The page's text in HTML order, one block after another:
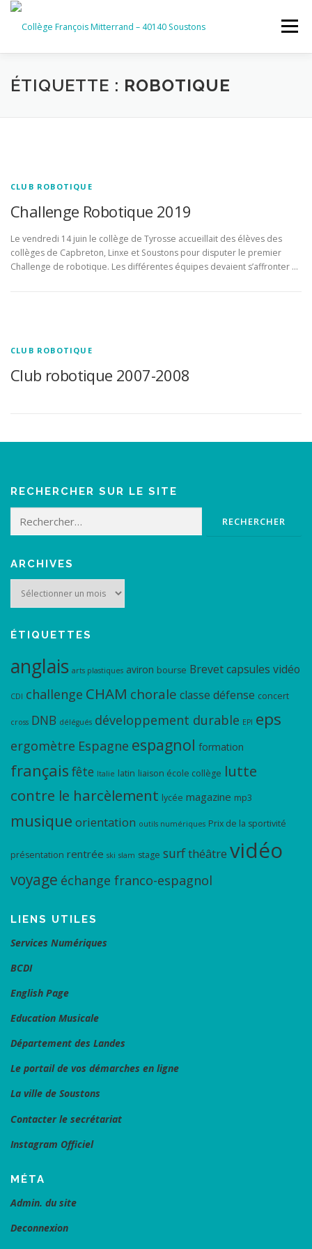
Aller
contenu
Menu
ACCUEIL RUBRIQUES
INSTANCES ET PARTENAIRES
ÉTIQUETTE : ROBOTIQUE
CLUB ROBOTIQUE
Challenge Robotique 2019
Le vendredi 14 juin le collège de Tyrosse accueillait des élèves des
collèges de Capbreton, Linxe et Soustons pour disputer le premier
Challenge de robotique. Les différentes équipes devaient s’affronter …
CLUB ROBOTIQUE
Club robotique 2007-2008
RECHERCHER SUR LE SITE
Rechercher :
ARCHIVES
ÉTIQUETTES
anglais arts plastiques aviron bourse Brevetcapsules vidéo
CDI challenge CHAM chorale classe défense concert
cross DNB délégués développement durable EPI eps
ergomètre Espagne espagnol formation
français fête Italie latin liaison école collège lutte
contre le harcèlement lycée magazine mp3
musique orientation outils numériques Prix de la sportivité
présentation rentrée ski slam stage surfthéâtre vidéo
voyage échange franco-espagnol
LIENS UTILES
Services Numériques
BCDI
English Page
Education Musicale
Département des Landes
Le portail de vos démarches en ligne
La ville de Soustons
Contacter le secrétariat
Instagram Officiel
MÉTA
Admin. du site
Deconnexion